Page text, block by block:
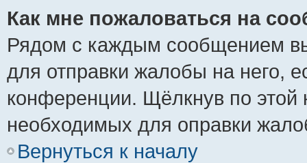
Как мне пожаловаться на
Рядом с каждым сообщением
для отправки жалобы на него,
конференции. Щёлкнув по этой
необходимых для оправки
Вернуться к началу